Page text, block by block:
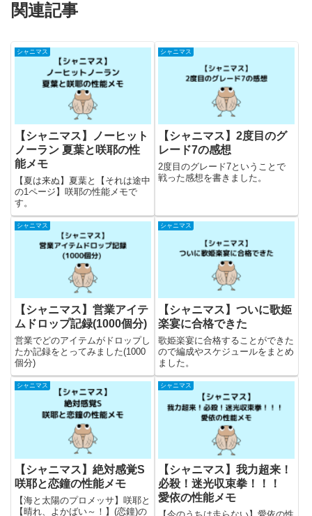
関連記事
シャニマス
【シャニマス】ノーヒット
ノーラン 夏葉と咲耶の性
能メモ
【夏は来ぬ】夏葉と【それは途中
の1ページ】咲耶の性能メモで
す。
シャニマス
【シャニマス】2度目のグ
レード7の感想
2度目のグレード7ということで
戦った感想を書きました。
シャニマス
【シャニマス】営業アイテ
ムドロップ記録(1000個分)
営業でどのアイテムがドロップし
たか記録をとってみました(1000
個分)
シャニマス
【シャニマス】ついに歌姫
楽宴に合格できた
歌姫楽宴に合格することができた
ので編成やスケジュールをまとめ
ました。
シャニマス
【シャニマス】絶対感覚S
咲耶と恋鐘の性能メモ
【海と太陽のプロメッサ】咲耶と
【晴れ、よかばい～！】(恋鐘)の
シャニマス
【シャニマス】我力超来！
必殺！迷光収束拳！！！
愛依の性能メモ